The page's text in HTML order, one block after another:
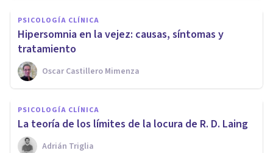
PSICOLOGÍA CLÍNICA
​Hipersomnia en la vejez: causas, síntomas y
tratamiento
Oscar Castillero Mimenza
PSICOLOGÍA CLÍNICA
La teoría de los límites de la locura de R. D. Laing
Adrián Triglia